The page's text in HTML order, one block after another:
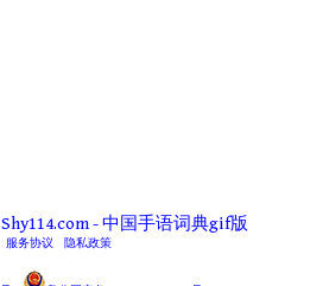
Shy114.com - 中国手语词典gif版
服务协议 隐私政策